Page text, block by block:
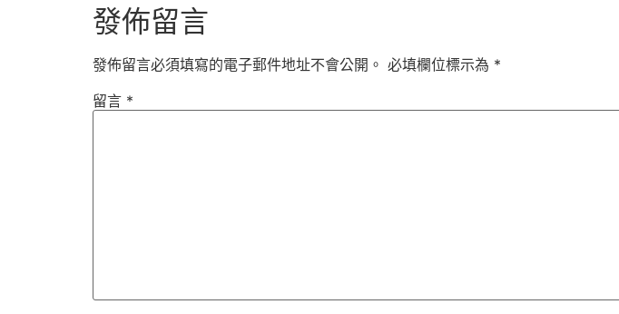
發佈留言
發佈留言必須填寫的電子郵件地址不會公開。 必填欄位標示為 *
留言 *